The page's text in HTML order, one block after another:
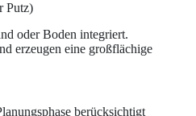
Putz)
oder Boden integriert.
erzeugen eine großflächige
berücksichtigt